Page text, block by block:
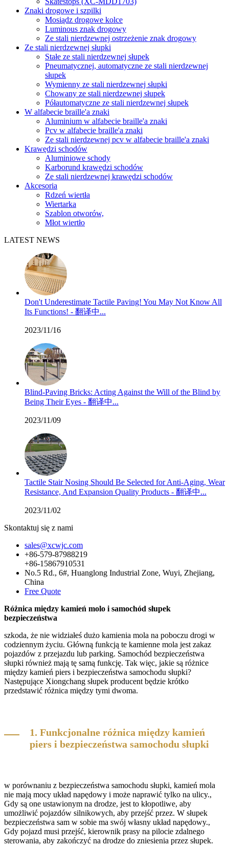
Znaki drogowe i szpilki
Mosiądz drogowe kolce
Luminous znak drogowy
Ze stali nierdzewnej ostrzeżenie znak drogowy
Ze stali nierdzewnej słupki
Stałe ze stali nierdzewnej słupek
Pneumatycznej, automatyczne ze stali nierdzewnej
słupek
Wymienny ze stali nierdzewnej słupki
Chowany ze stali nierdzewnej słupek
Półautomatyczne ze stali nierdzewnej słupek
W alfabecie braille'a znaki
Aluminium w alfabecie braille'a znaki
Pcv w alfabecie braille'a znaki
Ze stali nierdzewnej pcv w alfabecie braille'a znaki
Krawędzi schodów
Aluminiowe schody
Karborund krawędzi schodów
Ze stali nierdzewnej krawędzi schodów
Akcesoria
Rdzeń wiertła
Wiertarka
Szablon otworów,
Młot wiertło
LATEST NEWS
Don't Underestimate Tactile Paving! You May Not Know All
Its Functions! - 翻译中...
2023/11/16
Blind-Paving Bricks: Acting Against the Will of the Blind by
Being Their Eyes - 翻译中...
2023/11/09
Tactile Stair Nosing Should Be Selected for Anti-Aging, Wear
Resistance, And Expansion Quality Products - 翻译中...
2023/11/02
Skontaktuj się z nami
sales@xcwjc.com
+86-579-87988219
+86-15867910531
No.5 Rd., 6#, Huanglong Industrial Zone, Wuyi, Zhejiang,
China
Free Quote
Różnica między kamień molo i samochód słupek
bezpieczeństwa
szkoda, że nie widziałeś dużo kamienia mola na poboczu drogi w
codziennym życiu. Główną funkcją te kamienne mola jest zakaz
pojazdów z przejazdu lub parking. Samochód bezpieczeństwa
słupki również mają tę samą funkcję. Tak więc, jakie są różnice
między kamień piers i bezpieczeństwa samochodu słupki?
Następujące Xiongchang słupek producent będzie krótko
przedstawić różnica między tymi dwoma.
1. Funkcjonalne różnica między kamień
piers i bezpieczeństwa samochodu słupki
w porównaniu z bezpieczeństwa samochodu słupki, kamień mola
nie mają mocy układ napędowy i może naprawić tylko na ulicy.,
Gdy są one ustawionym na drodze, jest to kłopotliwe, aby
umożliwić pojazdów silnikowych, aby przejść przez. W słupek
bezpieczeństwa sam w sobie ma swój własny układ napędowy.,
Gdy pojazd musi przejść, kierownik prasy na pilocie zdalnego
sterowania, aby zakończyć na drodze do zniesienia przez słupek.